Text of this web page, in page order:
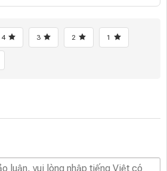
4 3 2 1